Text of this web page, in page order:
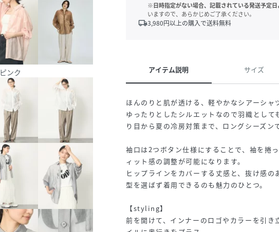
ピンク
※日時指定がない場合、記載されている発送予定
いますので、あらかじめご了承ください。
local_shipping3,980円以上の購入で送料無料
アイテム説明 サイズ
ほんのりと肌が透ける、軽やかなシアーシャ
ゆったりとしたシルエットなので羽織として
り目から夏の冷房対策まで、ロングシーズン
袖口は2つボタン仕様にすることで、袖を捲
ィット感の調整が可能になります。
ヒップラインをカバーする丈感と、抜け感の
型を選ばず着用できるのも魅力のひとつ。
【styling】
前を開けて、インナーのロゴやカラーを引き